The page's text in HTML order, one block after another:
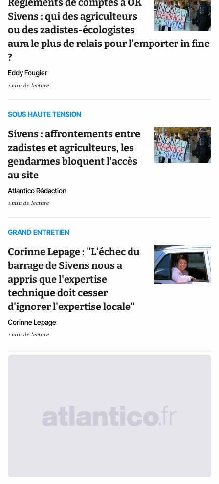
Règlements de comptes à OK
Sivens : qui des agriculteurs
ou des zadistes-écologistes
aura le plus de relais pour l’emporter in fine
?
Eddy Fougier
1 min de lecture
SOUS HAUTE TENSION
Sivens : affrontements entre
zadistes et agriculteurs, les
gendarmes bloquent l'accès
au site
Atlantico Rédaction
1 min de lecture
GRAND ENTRETIEN
Corinne Lepage : "L'échec du
barrage de Sivens nous a
appris que l'expertise
technique doit cesser
d'ignorer l'expertise locale"
Corinne Lepage
1 min de lecture